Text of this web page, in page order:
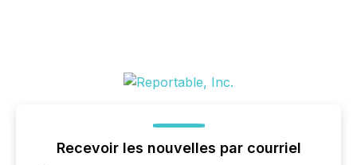
Recevoir les nouvelles par courriel